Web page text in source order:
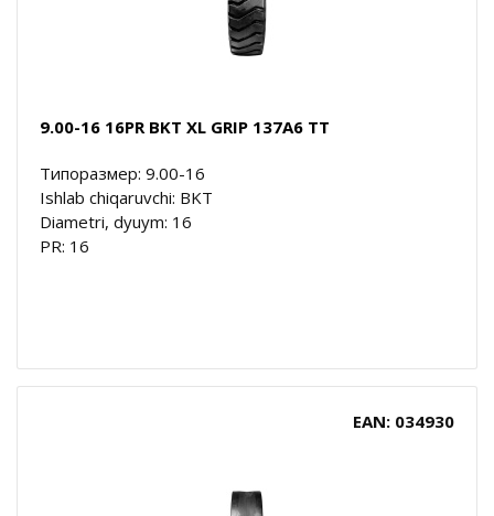
9.00-16 16PR BKT XL GRIP 137A6 TT
Типоразмер: 9.00-16
Ishlab chiqaruvchi: BKT
Diametri, dyuym: 16
PR: 16
EAN: 034930